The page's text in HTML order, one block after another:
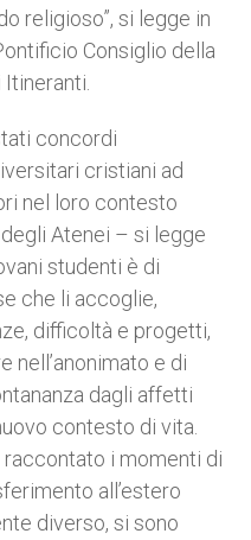
religioso”, si legge in
Consiglio della
concordi
cristiani ad
nel loro contesto
Atenei – si legge
studenti è di
che li accoglie,
difficoltà e progetti,
nell’anonimato e di
dagli affetti
contesto di vita.
i momenti di
all’estero
diverso, si sono